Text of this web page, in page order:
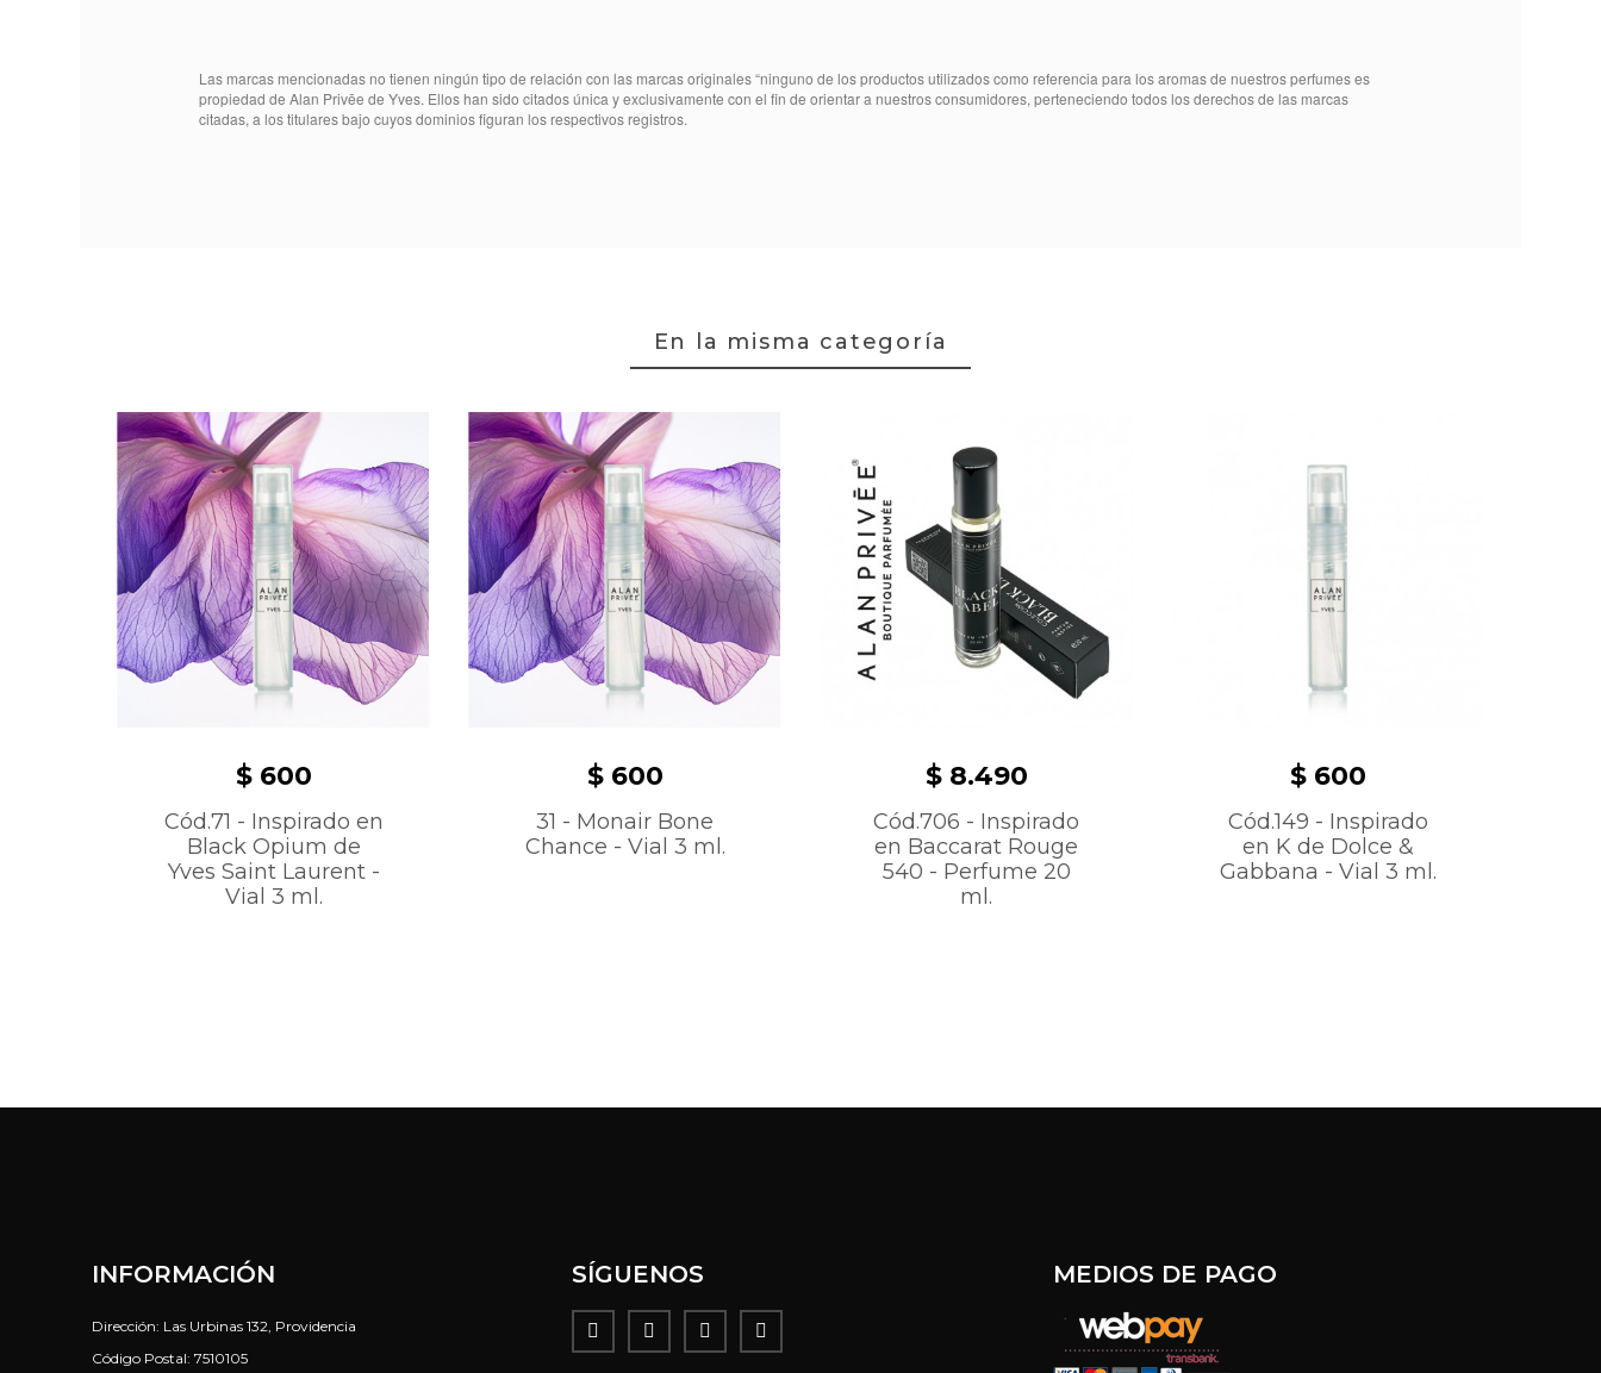
Las marcas mencionadas no tienen ningún tipo de relación con las marcas originales “ninguno de los productos utilizados como referencia para los aromas de nuestros perfumes es
propiedad de Alan Privēe de Yves. Ellos han sido citados única y exclusivamente con el fin de orientar a nuestros consumidores, perteneciendo todos los derechos de las marcas
citadas, a los titulares bajo cuyos dominios figuran los respectivos registros.
En la misma categoría
Cód.71 - Inspirado en
Black Opium de
Yves Saint Laurent -
Vial 3 ml.
$ 600
31 - Monair Bone
Chance - Vial 3 ml.
$ 600
Cód.706 - Inspirado
en Baccarat Rouge
540 - Perfume 20
ml.
$ 8.490
Cód.149 - Inspirado
en K de Dolce &
Gabbana - Vial 3 ml.
$ 600
INFORMACIÓN
Dirección: Las Urbinas 132, Providencia
Código Postal: 7510105
SÍGUENOS MEDIOS DE PAGO